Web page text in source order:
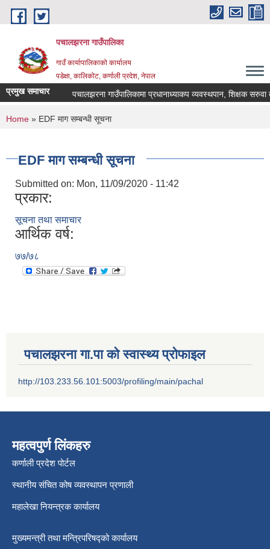
Skip to main content
पचालझरना गाउँपालिका
गाउँ कार्यापालिकाको कार्यालय
पडेक्षा, कालिकोट, कर्णाली प्रदेश, नेपाल
प्रमुख समाचार पचालझरना गाउँपालिकामा प्रधानाध्याकप व्यवस्थपान, शिक्षक सरुवा
You are here
Home » EDF माग सम्बन्धी सूचना
EDF माग सम्बन्धी सूचना
Submitted on: Mon, 11/09/2020 - 11:42
प्रकार:
सूचना तथा समाचार
आर्थिक वर्ष:
७७/७८
पचालझरना गा.पा को स्वास्थ्य प्रोफाइल
http://103.233.56.101:5003/profiling/main/pachal
महत्वपुर्ण लिंकहरु
कर्णाली प्रदेश पोर्टल
स्थानीय संचित कोष व्यवस्थापन प्रणाली
महालेखा नियन्त्रक कार्यालय
मुख्यमन्त्री तथा मन्त्रिपरिषद्को कार्यालय